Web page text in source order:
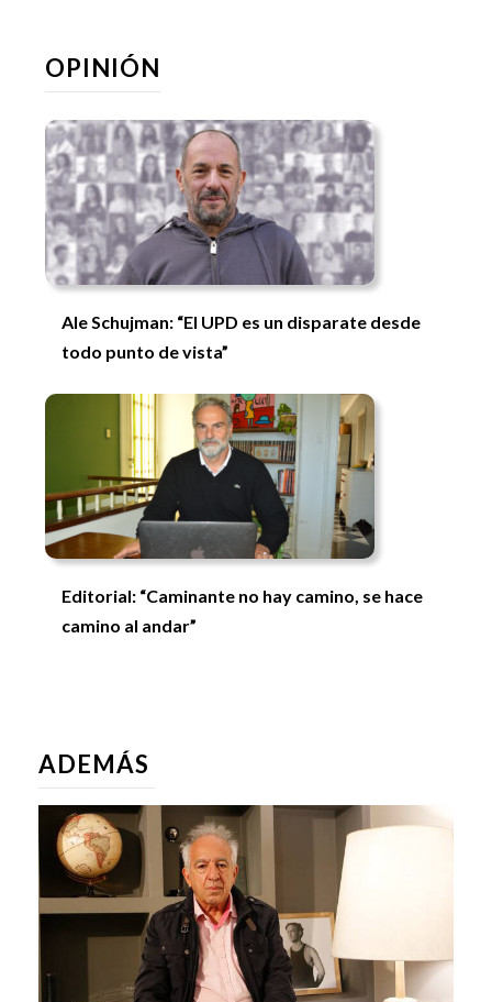
OPINIÓN
Ale Schujman: “El UPD es un disparate desde
todo punto de vista”
Editorial: “Caminante no hay camino, se hace
camino al andar”
ADEMÁS